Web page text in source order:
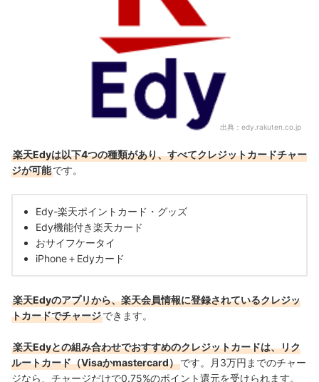
出典： edy.rakuten.co.jp
楽天Edyは以下4つの種類があり、すべてクレジットカードチャー
ジが可能です。
Edy-楽天ポイントカード・ グッズ
Edy機能付き楽天カード
おサイフケータイ
iPhone＋Edyカード
楽天Edyのアプリから、楽天会員情報に登録されているクレジッ
トカードでチャージできます。
楽天Edyとの組み合わせでおすすめのクレジットカードは、リク
ルートカード（Visaかmastercard）です。月3万円までのチャー
ジなら、チャージだけで0.75%のポイント還元を受けられます。